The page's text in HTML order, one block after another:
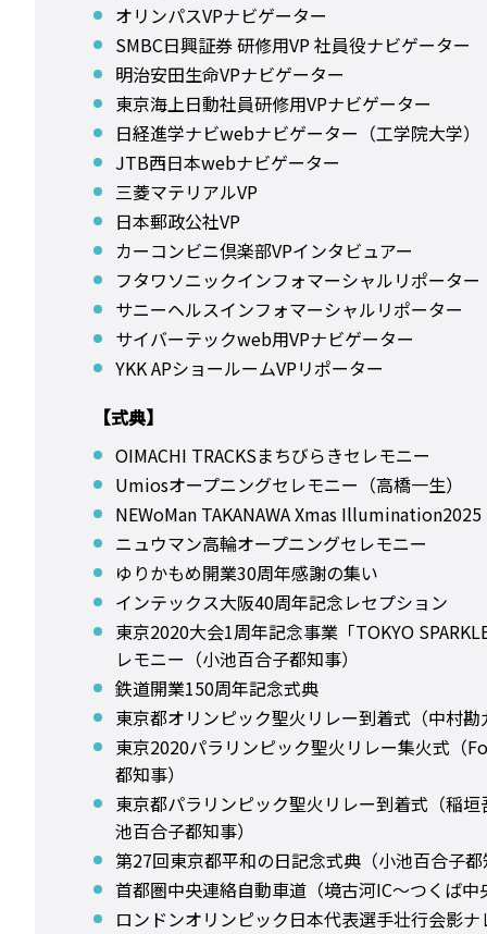
オリンパスVPナビゲーター
SMBC日興証券 研修用VP 社員役ナビゲーター
明治安田生命VPナビゲーター
東京海上日動社員研修用VPナビゲーター
日経進学ナビwebナビゲーター（工学院大学）
JTB西日本webナビゲーター
三菱マテリアルVP
日本郵政公社VP
カーコンビニ倶楽部VPインタビュアー
フタワソニックインフォマーシャルリポーター
サニーヘルスインフォマーシャルリポーター
サイバーテックweb用VPナビゲーター
YKK APショールームVPリポーター
【式典】
OIMACHI TRACKSまちびらきセレモニー
Umiosオープニングセレモニー（高橋一生）
NEWoMan TAKANAWA Xmas Illumination2025
ニュウマン高輪オープニングセレモニー
ゆりかもめ開業30周年感謝の集い
インテックス大阪40周年記念レセプション
東京2020大会1周年記念事業「TOKYO
レモニー（小池百合子都知事）
鉄道開業150周年記念式典
東京都オリンピック聖火リレー到着式（中村
東京2020パラリンピック聖火リレー集火式（
都知事）
東京都パラリンピック聖火リレー到着式（稲
池百合子都知事）
第27回東京都平和の日記念式典（小池百合子
首都圏中央連絡自動車道（境古河IC～つくば中
ロンドンオリンピック日本代表選手壮行会影ナ